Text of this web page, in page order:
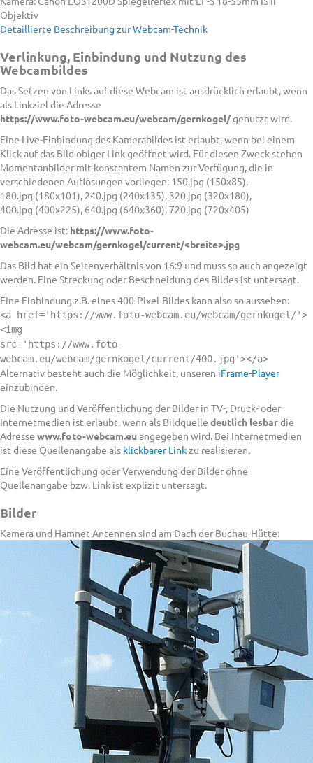
Objektiv
Detaillierte Beschreibung zur Webcam-Technik
Verlinkung, Einbindung und Nutzung des
Webcambildes
Das Setzen von Links auf diese Webcam ist ausdrücklich erlaubt, wenn
als Linkziel die Adresse
https://www.foto-webcam.eu/webcam/gernkogel/genutzt wird.
Eine Live-Einbindung des Kamerabildes ist erlaubt, wenn bei einem
Klick auf das Bild obiger Link geöffnet wird. Für diesen Zweck stehen
Momentanbilder mit konstantem Namen zur Verfügung, die in
verschiedenen Auflösungen vorliegen: 150.jpg (150x85),
180.jpg (180x101), 240.jpg (240x135), 320.jpg (320x180),
400.jpg (400x225), 640.jpg (640x360), 720.jpg (720x405)
Die Adresse ist: https://www.foto-
webcam.eu/webcam/gernkogel/current/<breite>.jpg
Das Bild hat ein Seitenverhältnis von 16:9 und muss so auch angezeigt
werden. Eine Streckung oder Beschneidung des Bildes ist untersagt.
Eine Einbindung z.B. eines 400-Pixel-Bildes kann also so aussehen:
<a href='https://www.foto-webcam.eu/webcam/gernkogel/'>
<img
src='https://www.foto-
webcam.eu/webcam/gernkogel/current/400.jpg'></a>
Alternativ besteht auch die Möglichkeit, unseren iFrame-Player
einzubinden.
Die Nutzung und Veröffentlichung der Bilder in TV-, Druck- oder
Internetmedien ist erlaubt, wenn als Bildquelle deutlich lesbardie
Adresse www.foto-webcam.euangegeben wird. Bei Internetmedien
ist diese Quellenangabe als klickbarer Linkzu realisieren.
Eine Veröffentlichung oder Verwendung der Bilder ohne
Quellenangabe bzw. Link ist explizit untersagt.
Bilder
Kamera und Hamnet-Antennen sind am Dach der Buchau-Hütte: